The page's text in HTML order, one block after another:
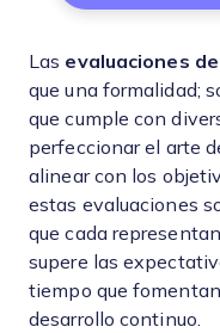
Las evaluaciones
que una formalidad;
que cumple con
perfeccionar el arte
alinear con los
estas evaluaciones
que cada
supere las
tiempo que
desarrollo continuo.